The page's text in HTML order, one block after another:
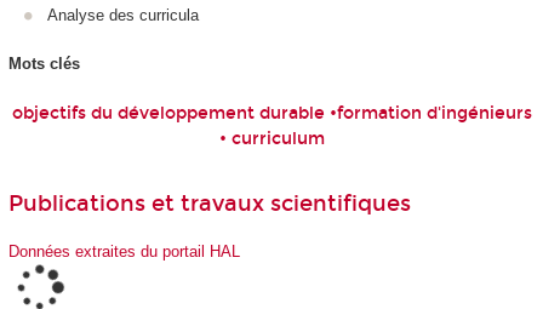
Analyse des curricula
Mots clés
objectifs du développement durable •formation d'ingénieurs
• curriculum
Publications et travaux scientifiques
Données extraites du portail HAL